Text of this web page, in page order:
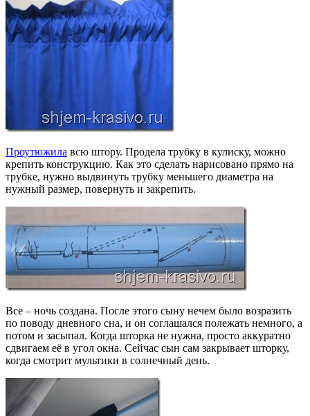
Проутюжила всю штору. Продела трубку в кулиску, можно
крепить конструкцию. Как это сделать нарисовано прямо на
трубке, нужно выдвинуть трубку меньшего диаметра на
нужный размер, повернуть и закрепить.
Все – ночь создана. После этого сыну нечем было возразить
по поводу дневного сна, и он соглашался полежать немного, а
потом и засыпал. Когда шторка не нужна, просто аккуратно
сдвигаем её в угол окна. Сейчас сын сам закрывает шторку,
когда смотрит мультики в солнечный день.